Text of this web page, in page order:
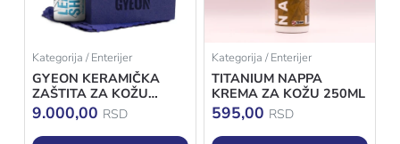
Kategorija / Enterijer
GYEON KERAMIČKA
ZAŠTITA ZA KOŽU
LEATHERSHIELD 100ML
9.000,00 RSD
Kategorija / Enterijer
TITANIUM NAPPA
KREMA ZA KOŽU 250ML
595,00 RSD